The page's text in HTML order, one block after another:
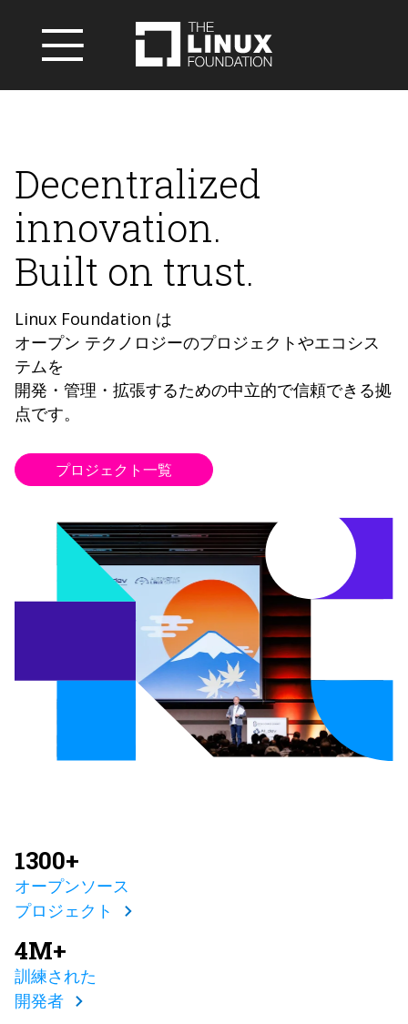
Decentralized
innovation.
Built on trust.
Linux Foundation は
オープン テクノロジーのプロジェクトやエコシス
テムを
開発・管理・拡張するための中立的で信頼できる拠
点です。
プロジェクト一覧
1300+
オープンソース
プロジェクト
4M+
訓練された
開発者